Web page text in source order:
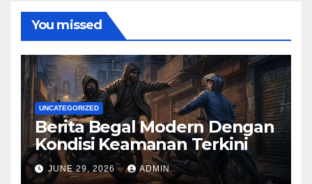
You missed
UNCATEGORIZED
Berita Begal Modern Dengan
Kondisi Keamanan Terkini
JUNE 29, 2026 ADMIN